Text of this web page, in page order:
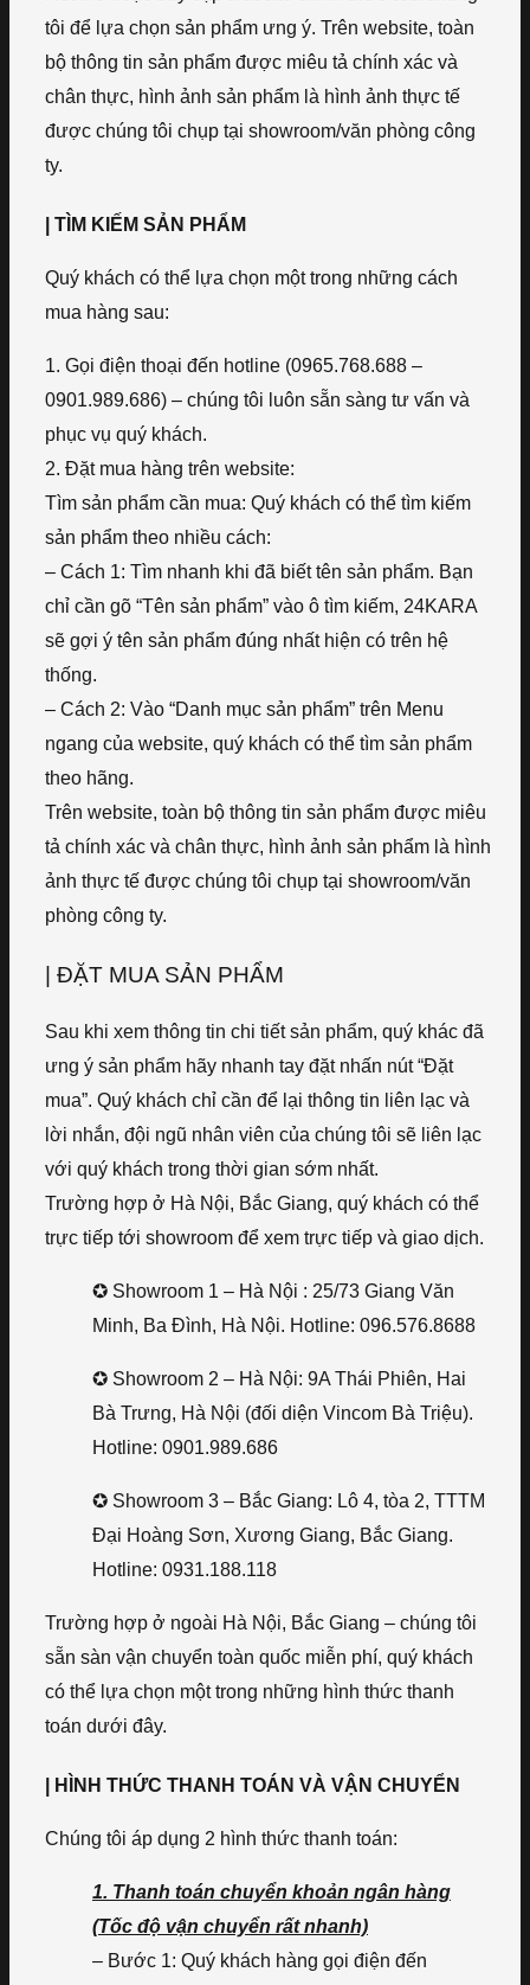
tôi để lựa chọn sản phẩm ưng ý. Trên website, toàn
bộ thông tin sản phẩm được miêu tả chính xác và
chân thực, hình ảnh sản phẩm là hình ảnh thực tế
được chúng tôi chụp tại showroom/văn phòng công
ty.
| TÌM KIẾM SẢN PHẨM
Quý khách có thể lựa chọn một trong những cách
mua hàng sau:
1. Gọi điện thoại đến hotline (0965.768.688 –
0901.989.686) – chúng tôi luôn sẵn sàng tư vấn và
phục vụ quý khách.
2. Đặt mua hàng trên website:
Tìm sản phẩm cần mua: Quý khách có thể tìm kiếm
sản phẩm theo nhiều cách:
– Cách 1: Tìm nhanh khi đã biết tên sản phẩm. Bạn
chỉ cần gõ “Tên sản phẩm” vào ô tìm kiếm, 24KARA
sẽ gợi ý tên sản phẩm đúng nhất hiện có trên hệ
thống.
– Cách 2: Vào “Danh mục sản phẩm” trên Menu
ngang của website, quý khách có thể tìm sản phẩm
theo hãng.
Trên website, toàn bộ thông tin sản phẩm được miêu
tả chính xác và chân thực, hình ảnh sản phẩm là hình
ảnh thực tế được chúng tôi chụp tại showroom/văn
phòng công ty.
| ĐẶT MUA SẢN PHẨM
Sau khi xem thông tin chi tiết sản phẩm, quý khác đã
ưng ý sản phẩm hãy nhanh tay đặt nhấn nút “Đặt
mua”. Quý khách chỉ cần để lại thông tin liên lạc và
lời nhắn, đội ngũ nhân viên của chúng tôi sẽ liên lạc
với quý khách trong thời gian sớm nhất.
Trường hợp ở Hà Nội, Bắc Giang, quý khách có thể
trực tiếp tới showroom để xem trực tiếp và giao dịch.
✪ Showroom 1 – Hà Nội : 25/73 Giang Văn
Minh, Ba Đình, Hà Nội. Hotline: 096.576.8688
✪ Showroom 2 – Hà Nội: 9A Thái Phiên, Hai
Bà Trưng, Hà Nội (đối diện Vincom Bà Triệu).
Hotline: 0901.989.686
✪ Showroom 3 – Bắc Giang: Lô 4, tòa 2, TTTM
Đại Hoàng Sơn, Xương Giang, Bắc Giang.
Hotline: 0931.188.118
Trường hợp ở ngoài Hà Nội, Bắc Giang – chúng tôi
sẵn sàn vận chuyển toàn quốc miễn phí, quý khách
có thể lựa chọn một trong những hình thức thanh
toán dưới đây.
| HÌNH THỨC THANH TOÁN VÀ VẬN CHUYỂN
Chúng tôi áp dụng 2 hình thức thanh toán:
1. Thanh toán chuyển khoản ngân hàng
(Tốc độ vận chuyển rất nhanh)
– Bước 1: Quý khách hàng gọi điện đến